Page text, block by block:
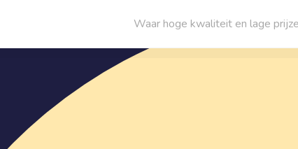
Waar hoge kwaliteit en lage